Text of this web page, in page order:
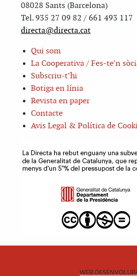
08028 Sants (Barcelona)
Tel. 935 27 09 82 / 661 493 117
directa@directa.cat
Qui som
La Cooperativa / Fes-te’n
Subscriu-t’hi
Botiga en línia
Revista en paper
Contacte
Avis Legal & Política de
WEB